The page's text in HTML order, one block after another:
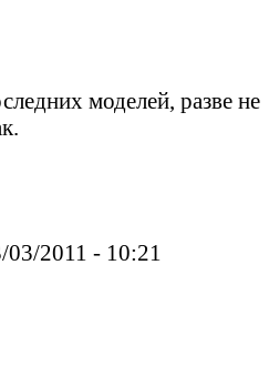
моделей, разве не
2011 - 10:21